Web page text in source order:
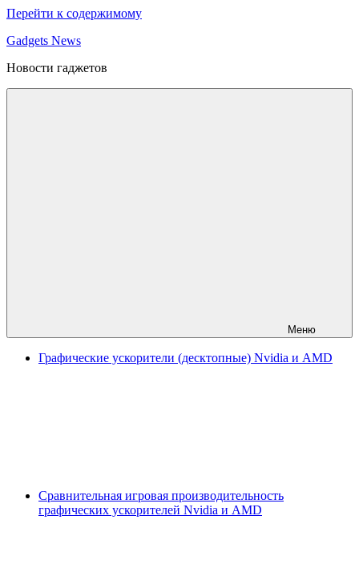
Перейти к содержимому
Gadgets News
Новости гаджетов
Меню
Графические ускорители (десктопные) Nvidia и AMD
Сравнительная игровая производительность
графических ускорителей Nvidia и AMD